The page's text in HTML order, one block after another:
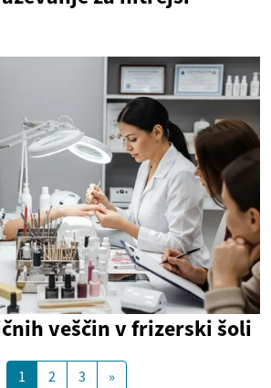
veščin v frizerski šoli
1 2 3 »